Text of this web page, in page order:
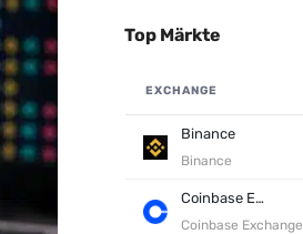
Top Märkte
EXCHANGE
Binance
Binance
Coinbase Exchange
Coinbase Exchange